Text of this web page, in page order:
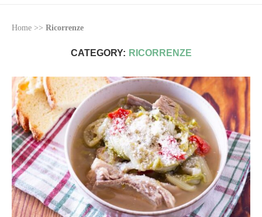
Home >> Ricorrenze
CATEGORY: RICORRENZE